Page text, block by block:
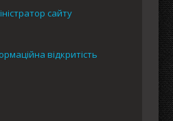
сайту
відкритість